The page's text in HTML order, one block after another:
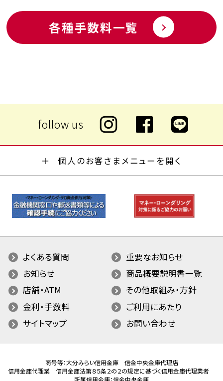
各種手数料一覧
個人のお客さまメニューを開く
よくある質問
重要なお知らせ
お知らせ
商品概要説明書一覧
店舗・ATM
その他取組み・方針
金利・手数料
ご利用にあたり
サイトマップ
お問い合わせ
商号等：大分みらい信用金庫 信金中央金庫代理店
信用金庫代理業 信用金庫法第８５条２の２の規定に基づく信用金庫代理業者
所属信用金庫：信金中央金庫